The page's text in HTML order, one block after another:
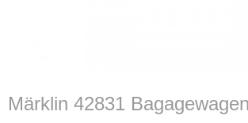
Märklin 42831